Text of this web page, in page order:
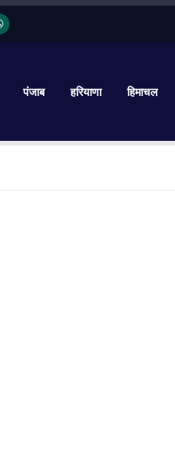
पंजाब हरियाणा हिमाचल